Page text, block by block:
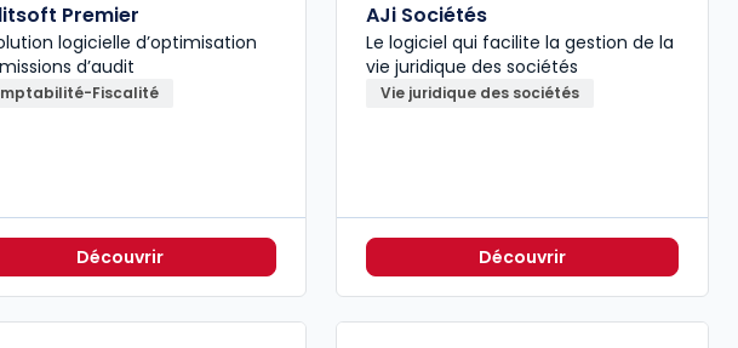
TTC
Premier
logicielle d’optimisation
d’audit
Fiscalité
Découvrir
AJi Sociétés
Le logiciel qui facilite la gestion de la
vie juridique des sociétés
Vie juridique des sociétés
Découvrir